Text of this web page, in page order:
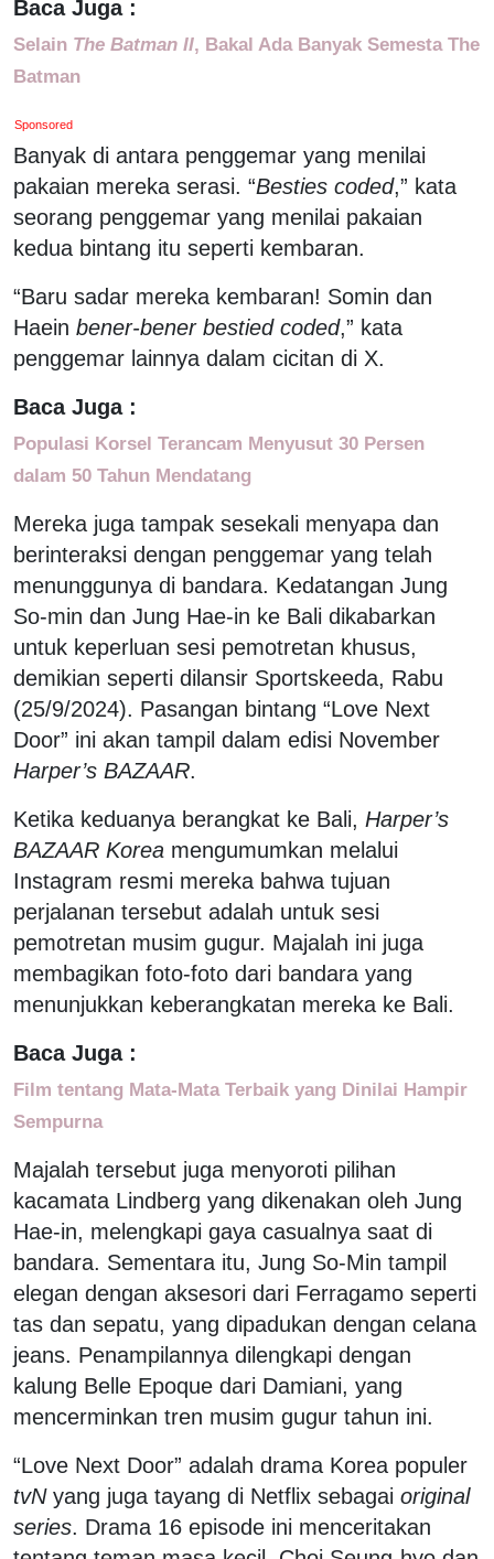
Baca Juga :
Selain The Batman II, Bakal Ada Banyak Semesta The
Batman
Sponsored
Banyak di antara penggemar yang menilai
pakaian mereka serasi. “Besties coded,” kata
seorang penggemar yang menilai pakaian
kedua bintang itu seperti kembaran.
“Baru sadar mereka kembaran! Somin dan
Haein bener-bener bestied coded,” kata
penggemar lainnya dalam cicitan di X.
Baca Juga :
Populasi Korsel Terancam Menyusut 30 Persen
dalam 50 Tahun Mendatang
Mereka juga tampak sesekali menyapa dan
berinteraksi dengan penggemar yang telah
menunggunya di bandara. Kedatangan Jung
So-min dan Jung Hae-in ke Bali dikabarkan
untuk keperluan sesi pemotretan khusus,
demikian seperti dilansir Sportskeeda, Rabu
(25/9/2024). Pasangan bintang “Love Next
Door” ini akan tampil dalam edisi November
Harper’s BAZAAR.
Ketika keduanya berangkat ke Bali, Harper’s
BAZAAR Korea mengumumkan melalui
Instagram resmi mereka bahwa tujuan
perjalanan tersebut adalah untuk sesi
pemotretan musim gugur. Majalah ini juga
membagikan foto-foto dari bandara yang
menunjukkan keberangkatan mereka ke Bali.
Baca Juga :
Film tentang Mata-Mata Terbaik yang Dinilai Hampir
Sempurna
Majalah tersebut juga menyoroti pilihan
kacamata Lindberg yang dikenakan oleh Jung
Hae-in, melengkapi gaya casualnya saat di
bandara. Sementara itu, Jung So-Min tampil
elegan dengan aksesori dari Ferragamo seperti
tas dan sepatu, yang dipadukan dengan celana
jeans. Penampilannya dilengkapi dengan
kalung Belle Epoque dari Damiani, yang
mencerminkan tren musim gugur tahun ini.
“Love Next Door” adalah drama Korea populer
tvNyang juga tayang di Netflix sebagai original
series. Drama 16 episode ini menceritakan